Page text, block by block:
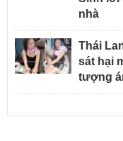
nhà
Thái
sát hại
tượng